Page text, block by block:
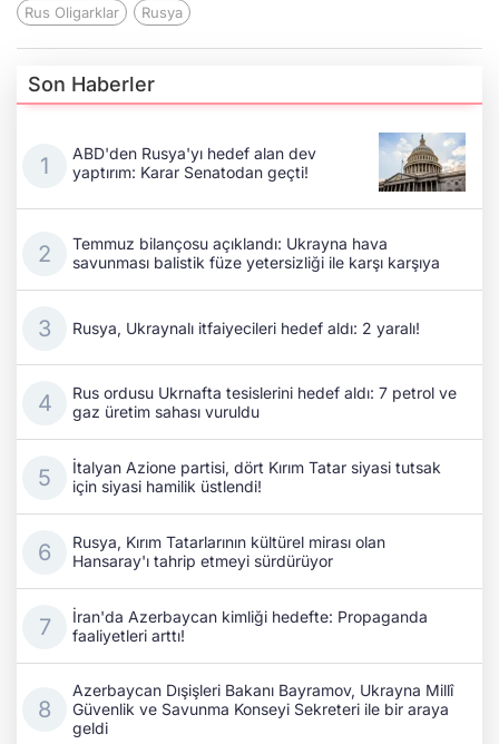
Rus Oligarklar Rusya
Son Haberler
ABD'den Rusya'yı hedef alan dev
yaptırım: Karar Senatodan geçti!
Temmuz bilançosu açıklandı: Ukrayna hava
savunması balistik füze yetersizliği ile karşı karşıya
Rusya, Ukraynalı itfaiyecileri hedef aldı: 2 yaralı!
Rus ordusu Ukrnafta tesislerini hedef aldı: 7 petrol ve
gaz üretim sahası vuruldu
İtalyan Azione partisi, dört Kırım Tatar siyasi tutsak
için siyasi hamilik üstlendi!
Rusya, Kırım Tatarlarının kültürel mirası olan
Hansaray'ı tahrip etmeyi sürdürüyor
İran'da Azerbaycan kimliği hedefte: Propaganda
faaliyetleri arttı!
Azerbaycan Dışişleri Bakanı Bayramov, Ukrayna Millî
Güvenlik ve Savunma Konseyi Sekreteri ile bir araya
geldi